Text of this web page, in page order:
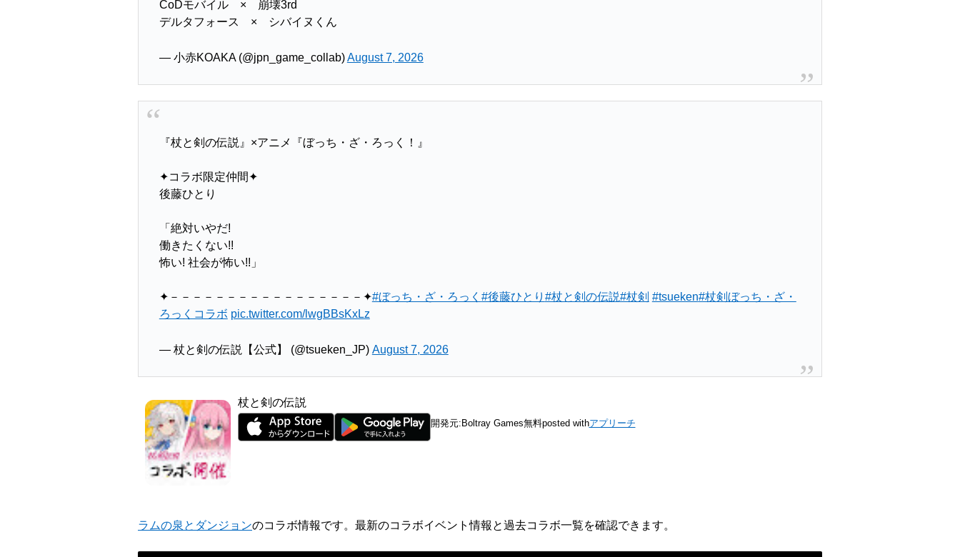
CoDモバイル × 崩壊3rd
デルタフォース × シバイヌくん
— 小赤KOAKA (@jpn_game_collab)August 7, 2026
『杖と剣の伝説』×アニメ『ぼっち・ざ・ろっく！』
✦コラボ限定仲間✦
後藤ひとり
「絶対いやだ!
働きたくない!!
怖い! 社会が怖い!!」
✦－－－－－－－－－－－－－－－－－✦#ぼっち・ざ・ろっく #後藤ひとり #杖と剣の伝説#杖剣 #tsueken#杖剣ぼっち・ざ・
ろっくコラボ pic.twitter.com/lwgBBsKxLz
— 杖と剣の伝説【公式】 (@tsueken_JP) August 7, 2026
杖と剣の伝説
開発元: Boltray Games無料posted withアプリーチ
ラムの泉とダンジョンのコラボ情報です。最新のコラボイベント情報と過去コラボ一覧を確認できます。